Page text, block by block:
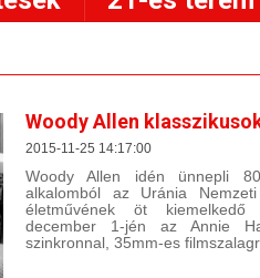
Woody Allen
2015-11-25 14:17:00
Woody Allen idén ünnepli
alkalomból az Uránia
életművének öt
december 1-jén az Annie
szinkronnal, 35mm-es